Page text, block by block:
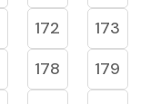
172
173
178
179